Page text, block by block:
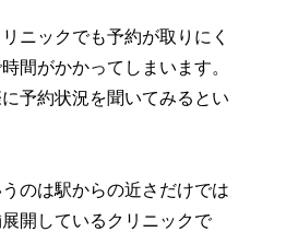
ニックでも予約が取りにく
間がかかってしまいます。
予約状況を聞いてみるとい
うのは駅からの近さだけでは
開しているクリニックで